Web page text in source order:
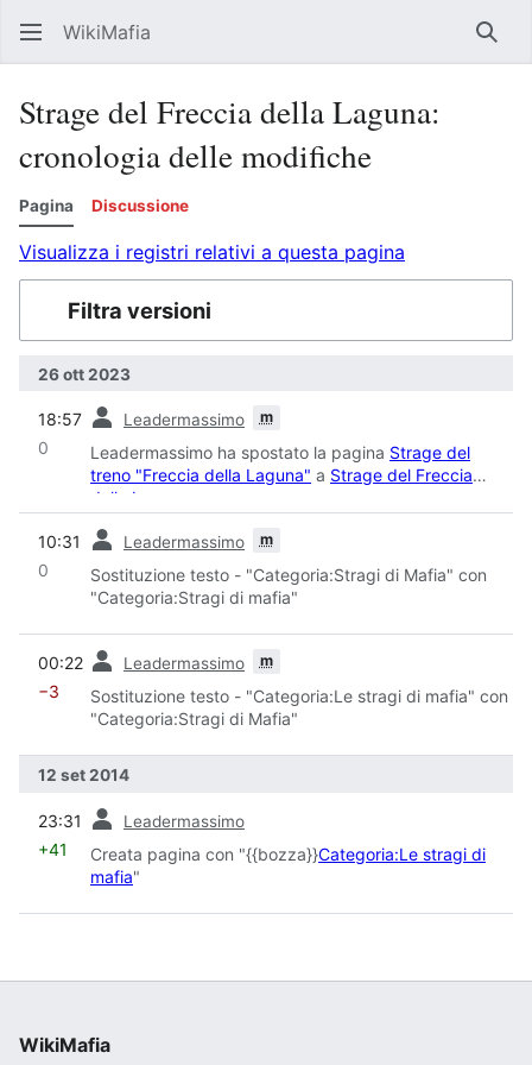
WikiMafia
Strage del Freccia della Laguna:
cronologia delle modifiche
Pagina Discussione
Visualizza i registri relativi a questa pagina
Filtra versioni
26 ott 2023
18:57 Leadermassimo m
0 Leadermassimo ha spostato la pagina Strage del
treno "Freccia della Laguna" a Strage del Freccia
della Laguna
10:31 Leadermassimo m
0
Sostituzione testo - "Categoria:Stragi di Mafia" con
"Categoria:Stragi di mafia"
00:22 Leadermassimo m
−3
Sostituzione testo - "Categoria:Le stragi di mafia" con
"Categoria:Stragi di Mafia"
12 set 2014
23:31 Leadermassimo
+41 Creata pagina con "{{bozza}}Categoria:Le stragi di
mafia"
WikiMafia